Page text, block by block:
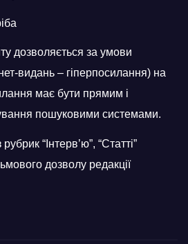
дозволяється за умови
видань – гіперпосилання) на
має бути прямим і
пошуковими системами.
“Інтерв’ю”, “Статті”
дозволу редакції